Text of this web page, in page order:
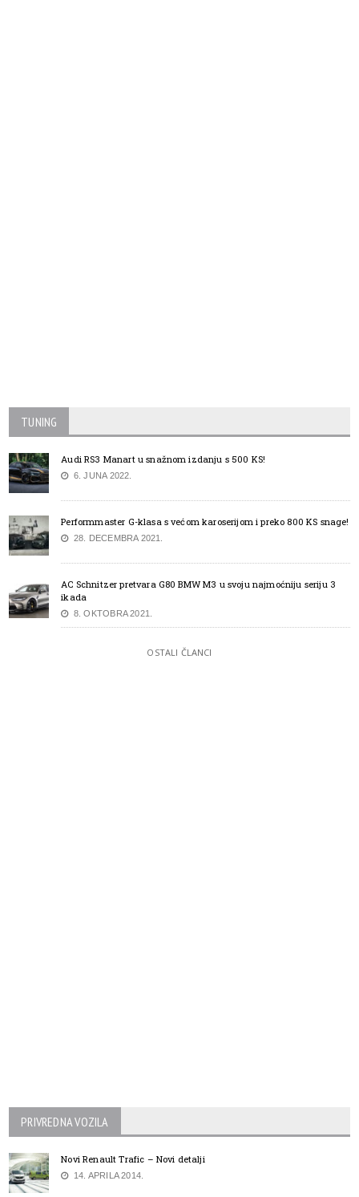
TUNING
Audi RS3 Manart u snažnom izdanju s 500 KS!
6. JUNA 2022.
Performmaster G-klasa s većom karoserijom i preko 800 KS snage!
28. DECEMBRA 2021.
AC Schnitzer pretvara G80 BMW M3 u svoju najmoćniju seriju 3
ikada
8. OKTOBRA 2021.
OSTALI ČLANCI
PRIVREDNA VOZILA
Novi Renault Trafic – Novi detalji
14. APRILA 2014.